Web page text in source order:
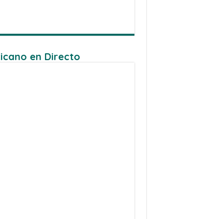
en Directo